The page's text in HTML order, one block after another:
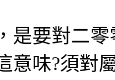
是要對二
意味?須對